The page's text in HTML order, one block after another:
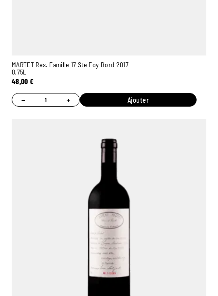
MARTET Res. Famille 17 Ste Foy Bord 2017
0,75L
48,00€
− + Ajouter